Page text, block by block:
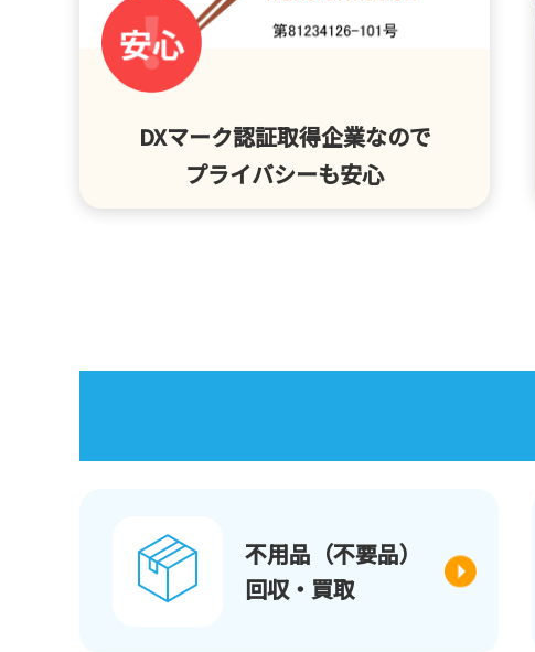
DXマーク認証取得企業なので
プライバシーも安心
不用品（不要品）
回収・買取